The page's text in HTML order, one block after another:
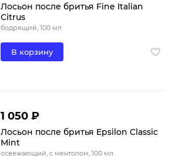
Лосьон после бритья Fine Italian
Citrus
бодрящий, 100 мл
В корзину
1 050 ₽
Лосьон после бритья Epsilon Classic
Mint
освежающий, с ментолом, 100 мл